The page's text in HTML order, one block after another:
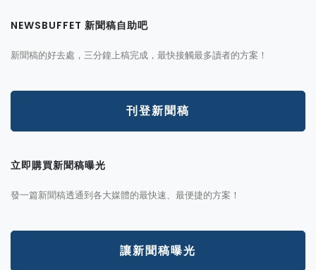
NEWSBUFFET 新聞稿自助吧
新聞稿的好去處，三分鐘上稿完成，最快接觸最多讀者的方案！
刊登新聞稿
立即購買新聞稿曝光
發一篇新聞稿透通到各大媒體的最快速、最便捷的方案！
讓新聞稿曝光